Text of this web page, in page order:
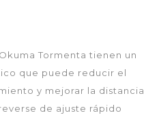
Tormenta tienen un
que puede reducir el
y mejorar la distancia
de ajuste rápido